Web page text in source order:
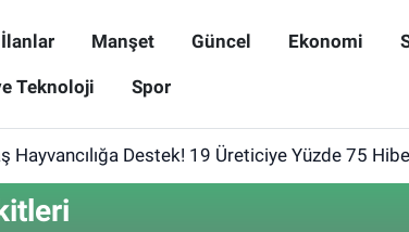
Manşet Güncel Ekonomi
Teknoloji Spor
Hayvancılığa Destek! 19 Üreticiye Yüzde 75